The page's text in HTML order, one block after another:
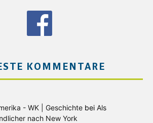
KOMMENTARE
- WK | Geschichte bei Als
nach New York